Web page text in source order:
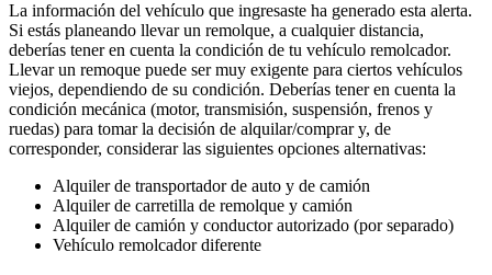
La información del vehículo que ingresaste ha generado esta alerta.
Si estás planeando llevar un remolque, a cualquier distancia,
deberías tener en cuenta la condición de tu vehículo remolcador.
Llevar un remoque puede ser muy exigente para ciertos vehículos
viejos, dependiendo de su condición. Deberías tener en cuenta la
condición mecánica (motor, transmisión, suspensión, frenos y
ruedas) para tomar la decisión de alquilar/comprar y, de
corresponder, considerar las siguientes opciones alternativas:
Alquiler de transportador de auto y de camión
Alquiler de carretilla de remolque y camión
Alquiler de camión y conductor autorizado (por separado)
Vehículo remolcador diferente